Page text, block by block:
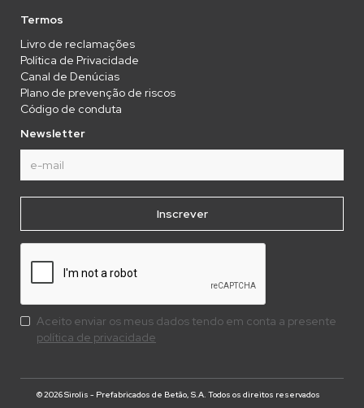
Termos
Livro de reclamações
Política de Privacidade
Canal de Denúcias
Plano de prevenção de riscos
Código de conduta
Newsletter
Aceito enviar os meus dados tendo em conta a presente
política de privacidade
© 2026 Sirolis - Prefabricados de Betão, S.A. Todos os direitos reservados